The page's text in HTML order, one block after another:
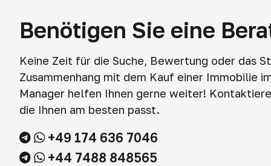
Benötigen Sie eine
Keine Zeit für die Suche, Bewertung oder das
Zusammenhang mit dem Kauf einer Immobilie
Manager helfen Ihnen gerne weiter!
die Ihnen am besten passt.
+49 174 636 7046
+44 7488 848565